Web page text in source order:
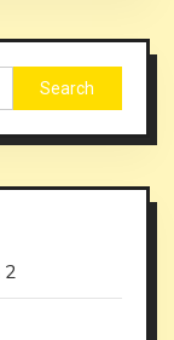
Search
for:
2